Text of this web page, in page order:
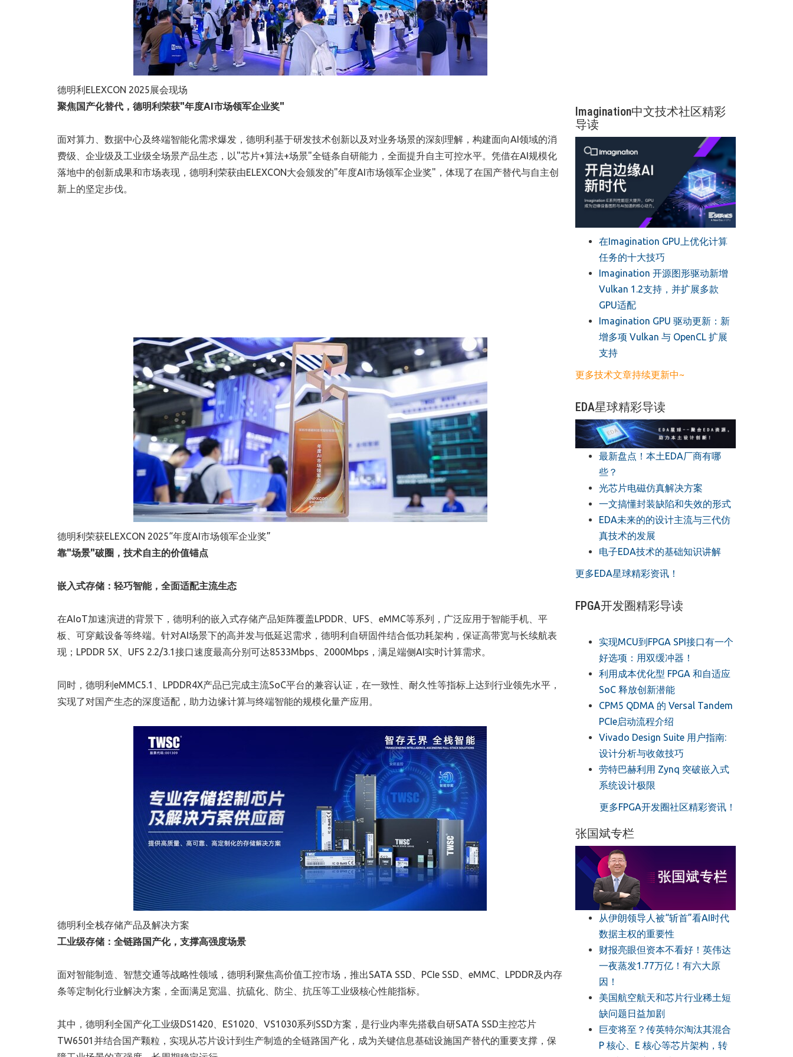
德明利ELEXCON 2025展会现场
聚焦国产化替代，德明利荣获"年度AI市场领军企业奖"
面对算力、数据中心及终端智能化需求爆发，德明利基于研发技术创新以及对业务场景的深刻理解，构建面向AI领域的消
费级、企业级及工业级全场景产品生态，以"芯片+算法+场景"全链条自研能力，全面提升自主可控水平。凭借在AI规模化
落地中的创新成果和市场表现，德明利荣获由ELEXCON大会颁发的"年度AI市场领军企业奖"，体现了在国产替代与自主创
新上的坚定步伐。
德明利荣获ELEXCON 2025“年度AI市场领军企业奖”
靠"场景"破圈，技术自主的价值锚点
嵌入式存储：轻巧智能，全面适配主流生态
在AIoT加速演进的背景下，德明利的嵌入式存储产品矩阵覆盖LPDDR、UFS、eMMC等系列，广泛应用于智能手机、平
板、可穿戴设备等终端。针对AI场景下的高并发与低延迟需求，德明利自研固件结合低功耗架构，保证高带宽与长续航表
现；LPDDR 5X、UFS 2.2/3.1接口速度最高分别可达8533Mbps、2000Mbps，满足端侧AI实时计算需求。
同时，德明利eMMC5.1、LPDDR4X产品已完成主流SoC平台的兼容认证，在一致性、耐久性等指标上达到行业领先水平，
实现了对国产生态的深度适配，助力边缘计算与终端智能的规模化量产应用。
德明利全栈存储产品及解决方案
工业级存储：全链路国产化，支撑高强度场景
面对智能制造、智慧交通等战略性领域，德明利聚焦高价值工控市场，推出SATA SSD、PCIe SSD、eMMC、LPDDR及内存
条等定制化行业解决方案，全面满足宽温、抗硫化、防尘、抗压等工业级核心性能指标。
其中，德明利全国产化工业级DS1420、ES1020、VS1030系列SSD方案，是行业内率先搭载自研SATA SSD主控芯片
TW6501并结合国产颗粒，实现从芯片设计到生产制造的全链路国产化，成为关键信息基础设施国产替代的重要支撑，保
Imagination中文技术社区精彩
导读
在Imagination GPU上优化计算
任务的十大技巧
​Imagination 开源图形驱动新增
Vulkan 1.2支持，并扩展多款
GPU适配
​Imagination GPU 驱动更新：新
增多项 Vulkan 与 OpenCL 扩展
支持
更多技术文章持续更新中~
EDA星球精彩导读
最新盘点！本土EDA厂商有哪
些？
光芯片电磁仿真解决方案
一文搞懂封装缺陷和失效的形式
EDA未来的的设计主流与三代仿
真技术的发展
电子EDA技术的基础知识讲解
更多EDA星球精彩资讯！
FPGA开发圈精彩导读
实现MCU到FPGA SPI接口有一个
好选项：用双缓冲器！
利用成本优化型 FPGA 和自适应
SoC 释放创新潜能
CPM5 QDMA 的 Versal Tandem
PCIe启动流程介绍
Vivado Design Suite 用户指南:
设计分析与收敛技巧
劳特巴赫利用 Zynq 突破嵌入式
系统设计极限
更多FPGA开发圈社区精彩资讯！
张国斌专栏
从伊朗领导人被“斩首”看AI时代
数据主权的重要性
财报亮眼但资本不看好！英伟达
一夜蒸发1.77万亿！有六大原
因！
美国航空航天和芯片行业稀土短
缺问题日益加剧
巨变将至？传英特尔淘汰其混合
P 核心、E 核心等芯片架构，转